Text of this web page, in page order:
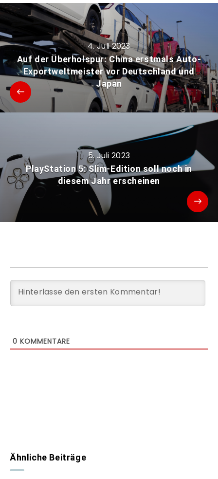
4. Juli 2023
Auf der Überholspur: China erstmals Auto-
Exportweltmeister vor Deutschland und
Japan
5. Juli 2023
PlayStation 5: Slim-Edition soll noch in
diesem Jahr erscheinen
0 KOMMENTARE
Ähnliche Beiträge